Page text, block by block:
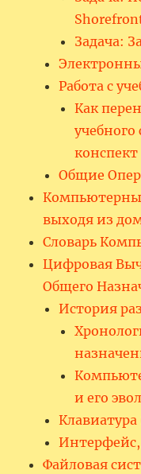
Задача:
Работа с
Как
конспект
Общие
выходя из
Словарь
Цифровая
Общего
История
и его
Файловая